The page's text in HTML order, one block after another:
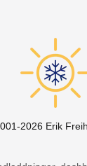
2026 Erik